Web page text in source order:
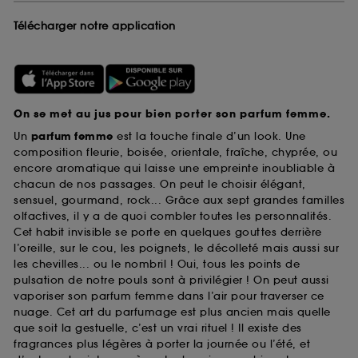
Télécharger notre application
On se met au jus pour bien porter son parfum femme.
Un parfum femme est la touche finale d’un look. Une
composition fleurie, boisée, orientale, fraîche, chyprée, ou
encore aromatique qui laisse une empreinte inoubliable à
chacun de nos passages. On peut le choisir élégant,
sensuel, gourmand, rock... Grâce aux sept grandes familles
olfactives, il y a de quoi combler toutes les personnalités.
Cet habit invisible se porte en quelques gouttes derrière
l’oreille, sur le cou, les poignets, le décolleté mais aussi sur
les chevilles... ou le nombril ! Oui, tous les points de
pulsation de notre pouls sont à privilégier ! On peut aussi
vaporiser son parfum femme dans l’air pour traverser ce
nuage. Cet art du parfumage est plus ancien mais quelle
que soit la gestuelle, c’est un vrai rituel ! Il existe des
fragrances plus légères à porter la journée ou l’été, et